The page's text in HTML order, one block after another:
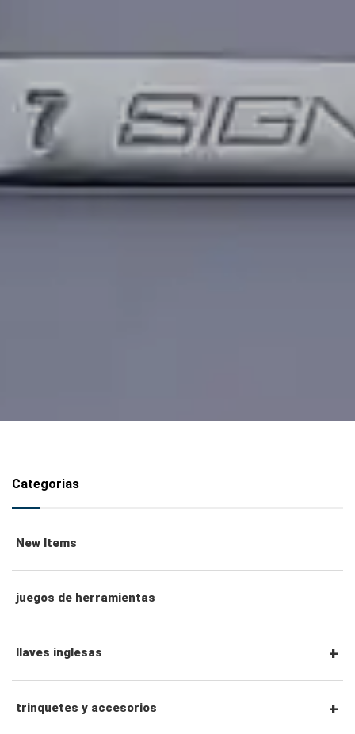
Categorias
New Items
juegos de herramientas
llaves inglesas
llaves combinadas
trinquetes y accesorios